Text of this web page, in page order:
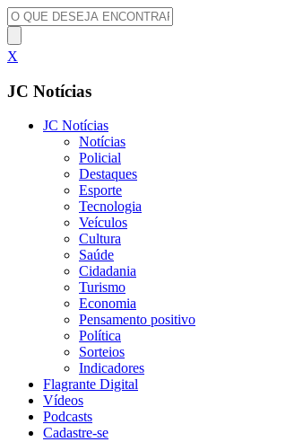
X
JC Notícias
JC Notícias
Notícias
Policial
Destaques
Esporte
Tecnologia
Veículos
Cultura
Saúde
Cidadania
Turismo
Economia
Pensamento positivo
Política
Sorteios
Indicadores
Flagrante Digital
Vídeos
Podcasts
Cadastre-se